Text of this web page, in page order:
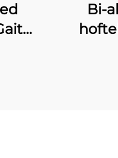
Bi-